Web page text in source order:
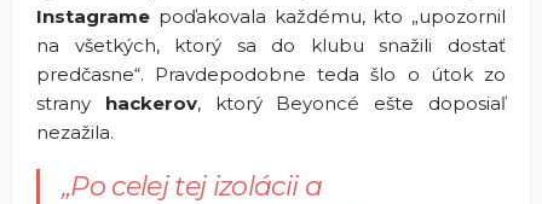
Instagrame poďakovala každému, kto „upozornil
na všetkých, ktorý sa do klubu snažili dostať
predčasne“. Pravdepodobne teda šlo o útok zo
strany hackerov, ktorý Beyoncé ešte doposiaľ
nezažila.
„Po celej tej izolácii a